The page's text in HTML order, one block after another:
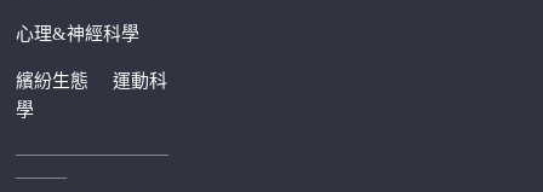
心理&神經科學
繽紛生態運動科
學
—————————
———